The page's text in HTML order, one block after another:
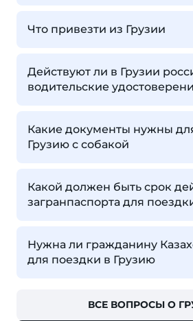
Что привезти из Грузии
Действуют ли в Грузии
водительские
Какие документы нужны
Грузию с собакой
Какой должен быть срок
загранпаспорта для
Нужна ли гражданину
для поездки в Грузию
ВСЕ ВОПРОСЫ О